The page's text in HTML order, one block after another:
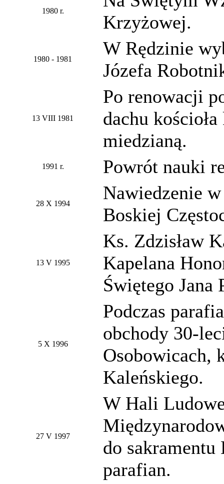
1980 r.
Krzyżowej.
1980 - 1981
W Rędzinie
Józefa
13 VIII 1981
Po renowacji
dachu
miedzianą.
1991 r. Powrót nauki
28 X 1994
Nawiedzenie
Boskiej
13 V 1995
Ks. Zdzisław
Kapelana
Świętego Jana
5 X 1996
Podczas
obchody 30-
Osobowicach,
Kaleńskiego.
27 V 1997
W Hali
do sakramentu
parafian.